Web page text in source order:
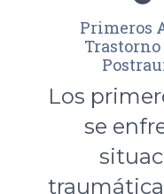
Primeros
Trastorno
Los
se